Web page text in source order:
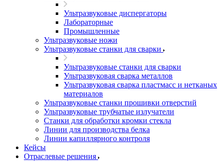
Ультразвуковые диспергаторы
Лабораторные
Промышленные
Ультразвуковые ножи
Ультразвуковые станки для сварки
Ультразвуковые станки для сварки
Ультразвуковая сварка металлов
Ультразвуковая сварка пластмасс и нетканых
материалов
Ультразвуковые станки прошивки отверстий
Ультразвуковые трубчатые излучатели
Станки для обработки кромки стекла
Линии для производства белка
Линии капиллярного контроля
Кейсы
Отраслевые решения